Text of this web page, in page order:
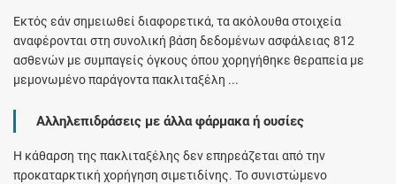
Εκτός εάν σημειωθεί διαφορετικά, τα ακόλουθα στοιχεία
αναφέρονται στη συνολική βάση δεδομένων ασφάλειας 812
ασθενών με συμπαγείς όγκους όπου χορηγήθηκε θεραπεία με
μεμονωμένο παράγοντα πακλιταξέλη ...
Αλληλεπιδράσεις με άλλα φάρμακα ή ουσίες
Η κάθαρση της πακλιταξέλης δεν επηρεάζεται από την
προκαταρκτική χορήγηση σιμετιδίνης. Το συνιστώμενο